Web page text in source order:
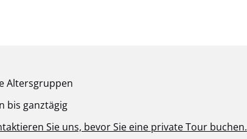
Altersgruppen
bis ganztägig
Sie uns, bevor Sie eine private Tour buchen.